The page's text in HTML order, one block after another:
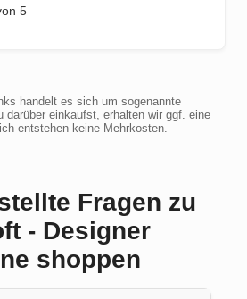
5
handelt es sich um sogenannte
darüber einkaufst, erhalten wir ggf. eine
entstehen keine Mehrkosten.
Fragen zu
- Designer
shoppen